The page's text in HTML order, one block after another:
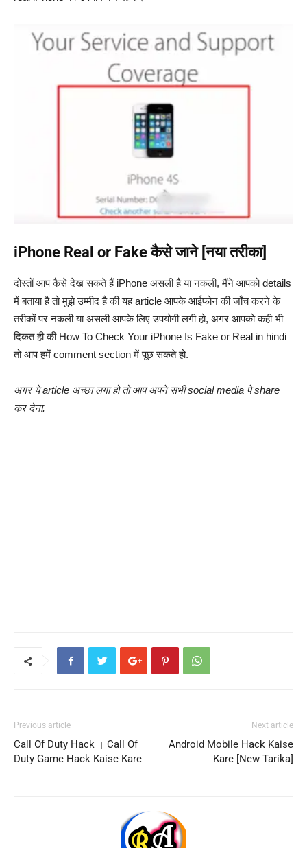
iPhone Real or Fake कैसे जाने [नया तरीका]
दोस्तों आप कैसे देख सकते हैं iPhone असली है या नकली, मैंने आपको details
में बताया है तो मुझे उम्मीद है की यह article आपके आईफोन की जाँच करने के
तरीकों पर नकली या असली आपके लिए उपयोगी लगी हो, अगर आपको कही भी
दिकत ही की How To Check Your iPhone Is Fake or Real in hindi
तो आप हमें comment section में पूछ सकते हो.
अगर ये article अच्छा लगा हो तो आप अपने सभी social media पे share
कर देना.
Previous article
Call Of Duty Hack । Call Of
Duty Game Hack Kaise Kare
Next article
Android Mobile Hack Kaise
Kare [New Tarika]